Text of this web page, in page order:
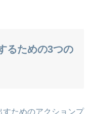
るための3つの
ためのアクションプ